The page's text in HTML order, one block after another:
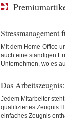
Stressmanagement
Mit dem Home-Office
auch eine ständigen
Unternehmen, wo es
Das
Jedem Mitarbeiter
qualifiziertes Zeugnis
einfaches Zeugnis